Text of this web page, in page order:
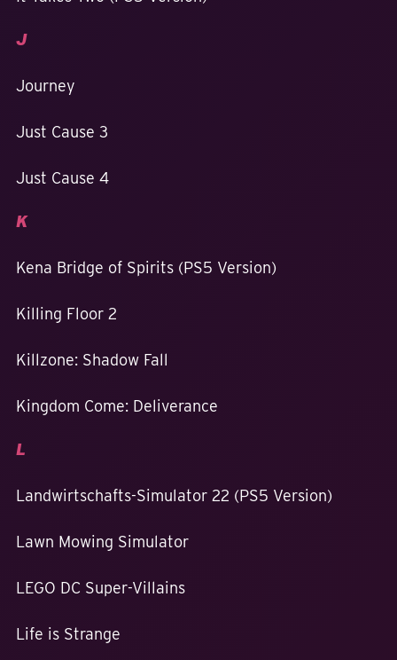
J
Journey
Just Cause 3
Just Cause 4
K
Kena Bridge of Spirits (PS5 Version)
Killing Floor 2
Killzone: Shadow Fall
Kingdom Come: Deliverance
L
Landwirtschafts-Simulator 22 (PS5 Version)
Lawn Mowing Simulator
LEGO DC Super-Villains
Life is Strange